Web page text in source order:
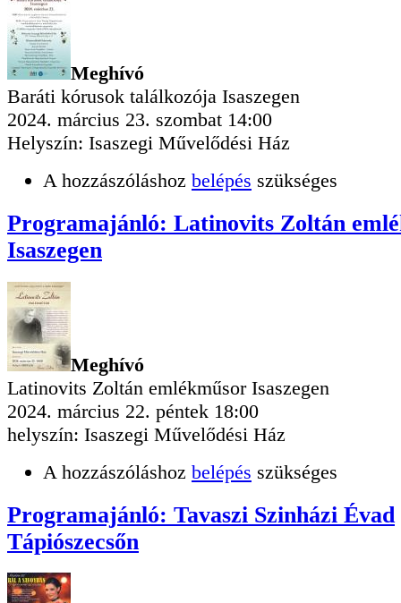
Meghívó
Baráti kórusok találkozója Isaszegen
2024. március 23. szombat 14:00
Helyszín: Isaszegi Művelődési Ház
A hozzászóláshoz belépés szükséges
Programajánló: Latinovits Zoltán
Isaszegen
Meghívó
Latinovits Zoltán emlékműsor Isaszegen
2024. március 22. péntek 18:00
helyszín: Isaszegi Művelődési Ház
A hozzászóláshoz belépés szükséges
Programajánló: Tavaszi Szinházi Évad
Tápiószecsőn